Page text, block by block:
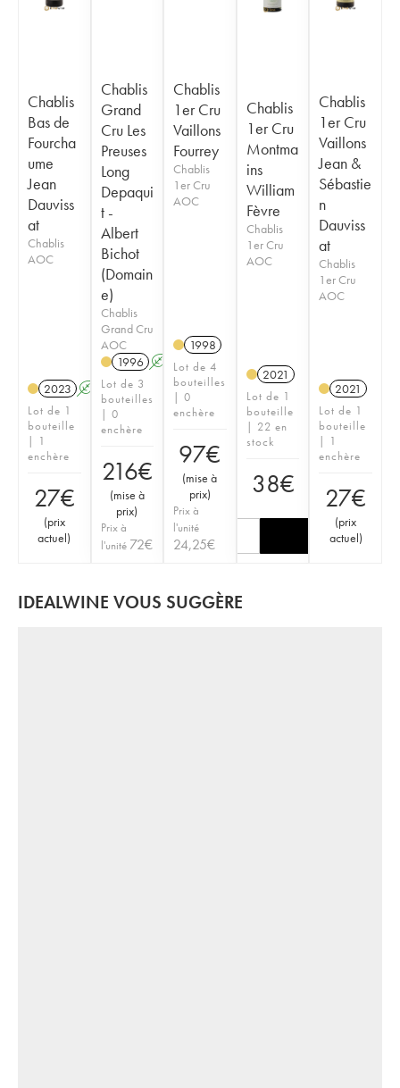
Chablis
Bas de
Fourcha
ume
Jean
Dauviss
at
Chablis
AOC
2023 A
Lot de 1
bouteille
| 1
enchère
27€
(prix
actuel)
Chablis
Grand
Cru Les
Preuses
Long
Depaqui
t -
Albert
Bichot
(Domain
e)
Chablis
Grand Cru
AOC
1996 A
Lot de 3
bouteilles
| 0
enchère
216€
(mise à
prix)
Prix à
l'unité 72€
Chablis
1er Cru
Vaillons
Fourrey
Chablis
1er Cru
AOC
1998
Lot de 4
bouteilles
| 0
enchère
97€
(mise à
prix)
Prix à
l'unité
24,25€
Chablis
1er Cru
Montma
ins
William
Fèvre
Chablis
1er Cru
AOC
2021
Lot de 1
bouteille
| 22 en
stock
38€
Chablis
1er Cru
Vaillons
Jean &
Sébastie
n
Dauviss
at
Chablis
1er Cru
AOC
2021
Lot de 1
bouteille
| 1
enchère
27€
(prix
actuel)
IDEALWINE VOUS SUGGÈRE